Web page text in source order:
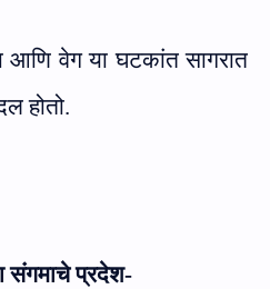
आणि वेग या घटकांत सागरात
होतो.
संगमाचे प्रदेश-